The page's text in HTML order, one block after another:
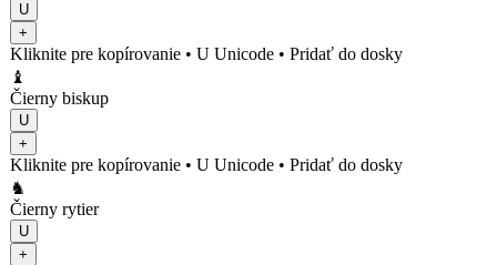
U
+
Kliknite pre kopírovanie • U Unicode • Pridať do dosky
♝
Čierny biskup
U
+
Kliknite pre kopírovanie • U Unicode • Pridať do dosky
♞
Čierny rytier
U
+